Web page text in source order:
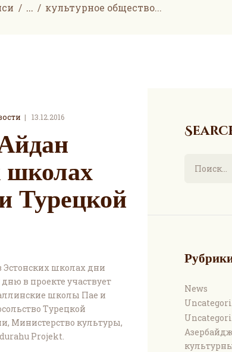
... культурное общество...
13.12.2016
школах
Турецкой
Эстонских школах дни
в проекте участвует
школы Пае и
Турецкой
Министерство культуры,
Projekt.
News